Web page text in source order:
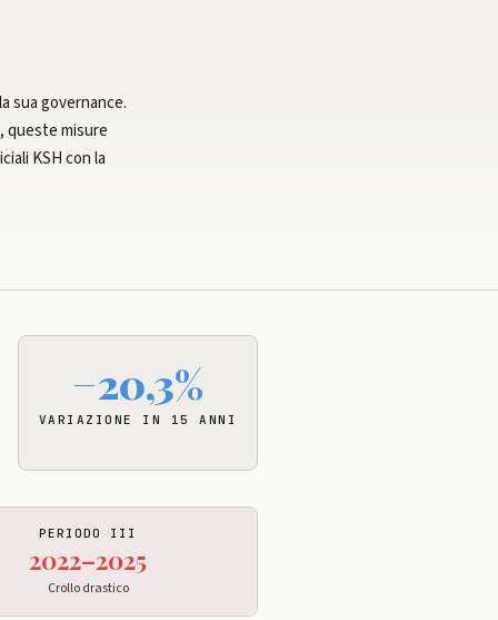
sua governance.
queste misure
KSH con la
−20,3%
VARIAZIONE IN 15 ANNI
PERIODO III
2022–2025
Crollo drastico